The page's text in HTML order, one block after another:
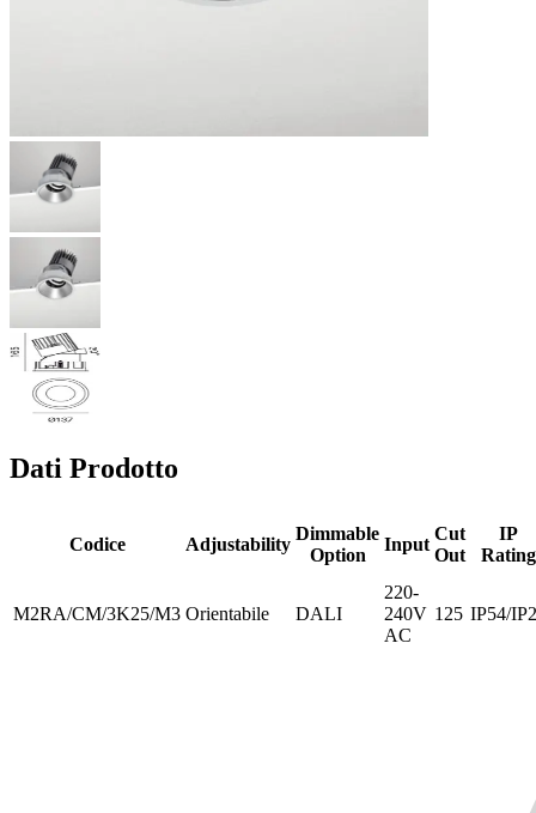
Dati Prodotto
Codice Adjustability
Dimmable
Option
Input
Cut
Out
IP
Rating
M2RA/CM/3K25/M3 Orientabile DALI
220-
240V
AC
125 IP54/